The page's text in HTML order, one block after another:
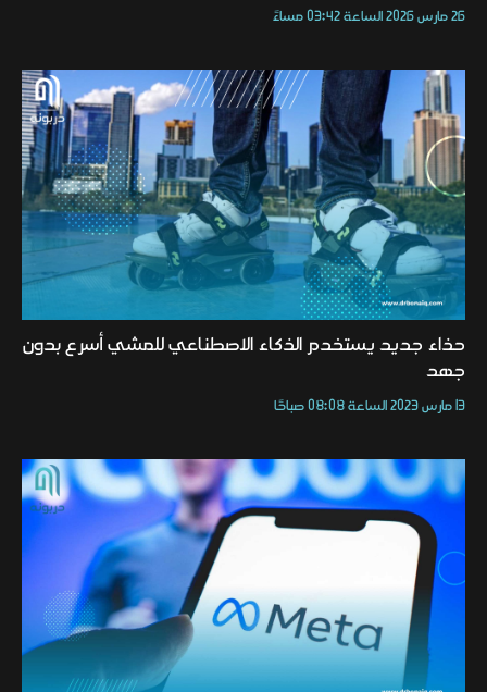
26 مارس 2026 الساعة 03:42 مساءً
حذاء جديد يستخدم الذكاء الاصطناعي للمشي أسرع بدون
جهد
13 مارس 2023 الساعة 08:08 صباحًا